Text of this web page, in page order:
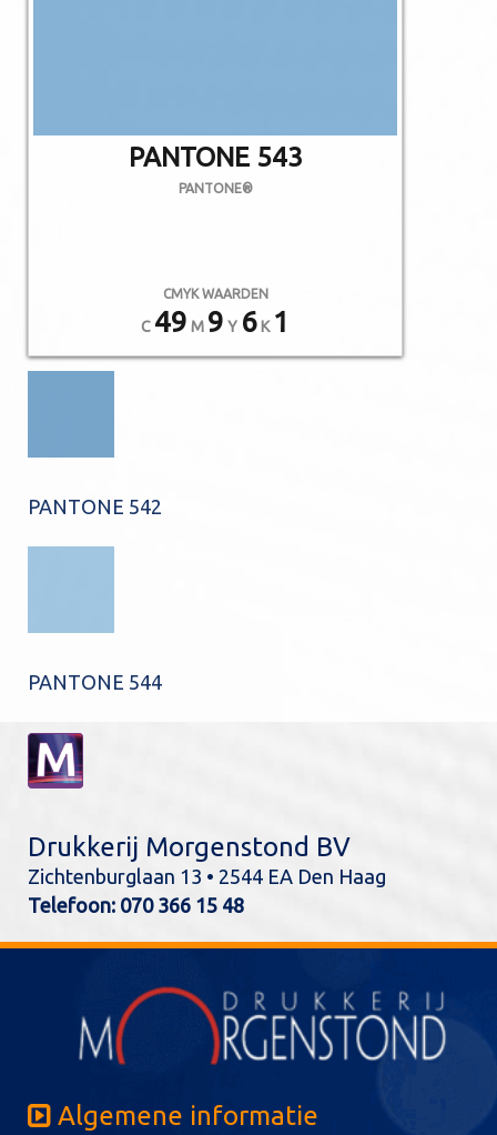
PANTONE 543
PANTONE®
CMYK WAARDEN
C 49 M 9 Y 6 K 1
PANTONE 542
PANTONE 544
Drukkerij Morgenstond BV
Zichtenburglaan 13 • 2544 EA Den Haag
Telefoon: 070 366 15 48
Algemene informatie